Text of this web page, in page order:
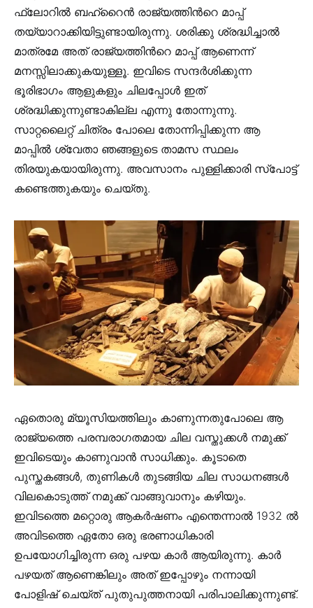
ഫ്ലോറിൽ ബഹ്‌റൈൻ രാജ്യത്തിൻറെ മാപ്പ്
തയ്യാറാക്കിയിട്ടുണ്ടായിരുന്നു. ശരിക്കു ശ്രദ്ധിച്ചാൽ
മാത്രമേ അത് രാജ്യത്തിൻറെ മാപ്പ് ആണെന്ന്
മനസ്സിലാക്കുകയുള്ളൂ. ഇവിടെ സന്ദർശിക്കുന്ന
ഭൂരിഭാഗം ആളുകളും ചിലപ്പോൾ ഇത്
ശ്രദ്ധിക്കുന്നുണ്ടാകില്ല എന്നു തോന്നുന്നു.
സാറ്റലൈറ്റ് ചിത്രം പോലെ തോന്നിപ്പിക്കുന്ന ആ
മാപ്പിൽ ശ്വേതാ ഞങ്ങളുടെ താമസ സ്ഥലം
തിരയുകയായിരുന്നു. അവസാനം പുള്ളിക്കാരി സ്പോട്ട്
കണ്ടെത്തുകയും ചെയ്‌തു.
ഏതൊരു മ്യൂസിയത്തിലും കാണുന്നതുപോലെ ആ
രാജ്യത്തെ പരമ്പരാഗതമായ ചില വസ്തുക്കൾ നമുക്ക്
ഇവിടെയും കാണുവാൻ സാധിക്കും. കൂടാതെ
പുസ്തകങ്ങൾ, തുണികൾ തുടങ്ങിയ ചില സാധനങ്ങൾ
വിലകൊടുത്ത് നമുക്ക് വാങ്ങുവാനും കഴിയും.
ഇവിടത്തെ മറ്റൊരു ആകർഷണം എന്തെന്നാൽ 1932 ൽ
അവിടത്തെ ഏതോ ഒരു ഭരണാധികാരി
ഉപയോഗിച്ചിരുന്ന ഒരു പഴയ കാർ ആയിരുന്നു. കാർ
പഴയത് ആണെങ്കിലും അത് ഇപ്പോഴും നന്നായി
പോളിഷ് ചെയ്ത് പുതുപുത്തനായി പരിപാലിക്കുന്നുണ്ട്.